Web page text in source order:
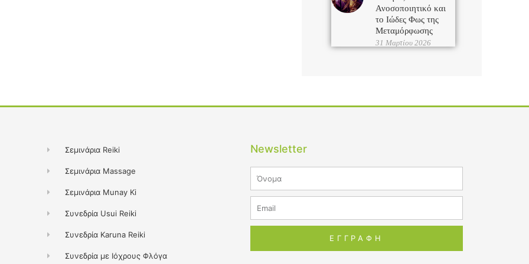
Ανοσοποιητικό και
το Ιώδες Φως της
Μεταμόρφωσης
31 Μαρτίου 2026
Σεμινάρια Reiki
Σεμινάρια Massage
Σεμινάρια Munay Ki
Συνεδρία Usui Reiki
Συνεδρία Karuna Reiki
Συνεδρία με Ιόχρους Φλόγα
Newsletter
Name
Email
ΕΓΓΡΑΦΗ